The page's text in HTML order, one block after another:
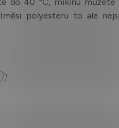
polyesteru to ale